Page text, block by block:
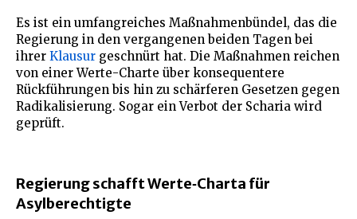
Es ist ein umfangreiches Maßnahmenbündel, das die
Regierung in den vergangenen beiden Tagen bei
ihrer Klausur geschnürt hat. Die Maßnahmen reichen
von einer Werte-Charte über konsequentere
Rückführungen bis hin zu schärferen Gesetzen gegen
Radikalisierung. Sogar ein Verbot der Scharia wird
geprüft.
Regierung schafft Werte‑Charta für
Asylberechtigte